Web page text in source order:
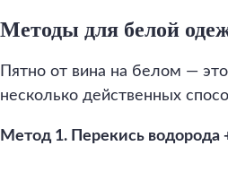
Методы для белой
Пятно от вина на белом —
несколько действенных
Метод 1. Перекись водорода